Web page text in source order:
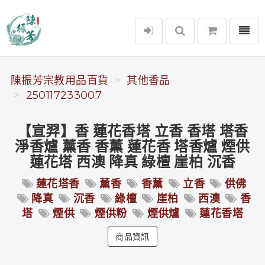
陳振芳宗教用品百貨
選單
陳振芳宗教用品百貨
其他香品
250117233007
【宣羿】香 蓮花香塔 立香 香塔 塔香
淨香爐 薰香 香薰 蓮花香 塔香爐 煙供
蓮花塔 西澳 降真 綠檀 崖柏 沉香
蓮花塔香 薰香 香薰 立香
供佛
降真
沉香 綠檀 崖柏 西澳
香
塔
煙供 煙供粉 煙供爐 蓮花香塔
商品資訊